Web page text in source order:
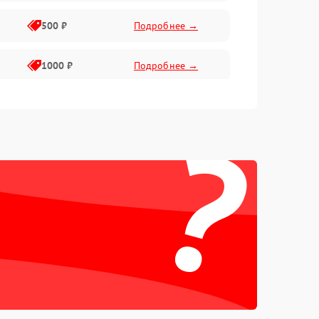
500 ₽ Подробнее →
1000 ₽ Подробнее →
1000 ₽
Подробнее →
Подробнее →
?